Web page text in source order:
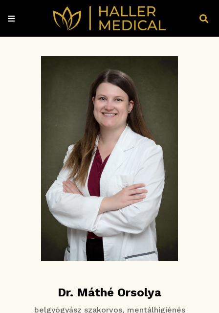
Dr. Máthé Orsolya
belgyógyász szakorvos, mentálhigiénés